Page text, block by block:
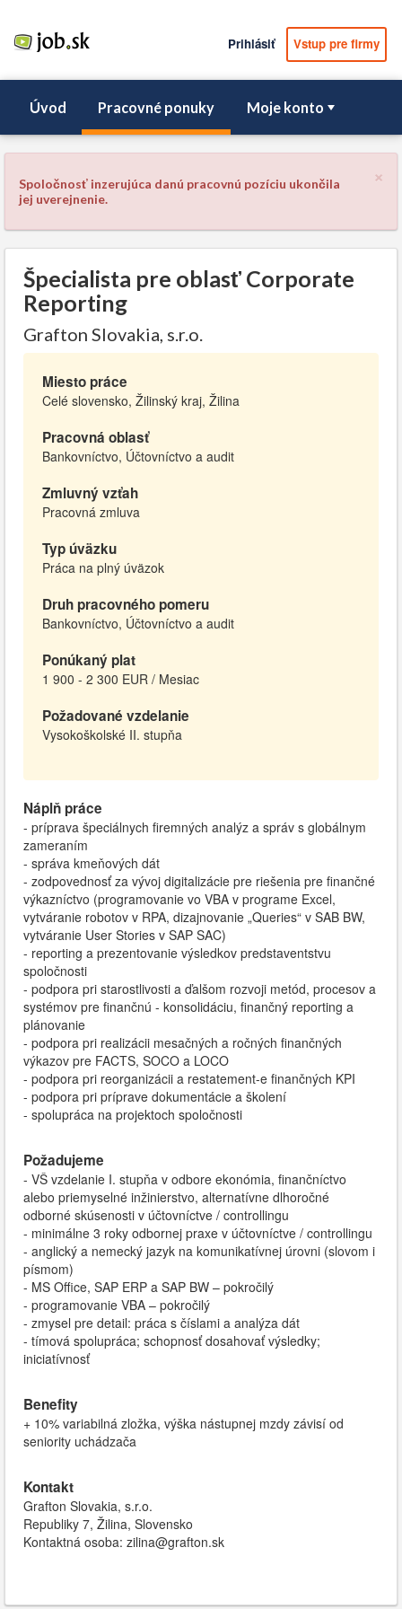
Prihlásiť Vstup pre firmy
Úvod Pracovné ponuky Moje konto
×
Spoločnosť inzerujúca danú pracovnú pozíciu ukončila
jej uverejnenie.
Špecialista pre oblasť Corporate
Reporting
Grafton Slovakia, s.r.o.
Miesto práce
Celé slovensko, Žilinský kraj, Žilina
Pracovná oblasť
Bankovníctvo, Účtovníctvo a audit
Zmluvný vzťah
Pracovná zmluva
Typ úväzku
Práca na plný úväzok
Druh pracovného pomeru
Bankovníctvo, Účtovníctvo a audit
Ponúkaný plat
1 900 - 2 300 EUR / Mesiac
Požadované vzdelanie
Vysokoškolské II. stupňa
Náplň práce
- príprava špeciálnych firemných analýz a správ s globálnym
zameraním
- správa kmeňových dát
- zodpovednosť za vývoj digitalizácie pre riešenia pre finančné
výkazníctvo (programovanie vo VBA v programe Excel,
vytváranie robotov v RPA, dizajnovanie „Queries“ v SAB BW,
vytváranie User Stories v SAP SAC)
- reporting a prezentovanie výsledkov predstaventstvu
spoločnosti
- podpora pri starostlivosti a ďalšom rozvoji metód, procesov a
systémov pre finančnú - konsolidáciu, finančný reporting a
plánovanie
- podpora pri realizácii mesačných a ročných finančných
výkazov pre FACTS, SOCO a LOCO
- podpora pri reorganizácii a restatement-e finančných KPI
- podpora pri príprave dokumentácie a školení
- spolupráca na projektoch spoločnosti
Požadujeme
- VŠ vzdelanie I. stupňa v odbore ekonómia, finančníctvo
alebo priemyselné inžinierstvo, alternatívne dlhoročné
odborné skúsenosti v účtovníctve / controllingu
- minimálne 3 roky odbornej praxe v účtovníctve / controllingu
- anglický a nemecký jazyk na komunikatívnej úrovni (slovom i
písmom)
- MS Office, SAP ERP a SAP BW – pokročilý
- programovanie VBA – pokročilý
- zmysel pre detail: práca s číslami a analýza dát
- tímová spolupráca; schopnosť dosahovať výsledky;
iniciatívnosť
Benefity
+ 10% variabilná zložka, výška nástupnej mzdy závisí od
seniority uchádzača
Kontakt
Grafton Slovakia, s.r.o.
Republiky 7, Žilina, Slovensko
Kontaktná osoba: zilina@grafton.sk